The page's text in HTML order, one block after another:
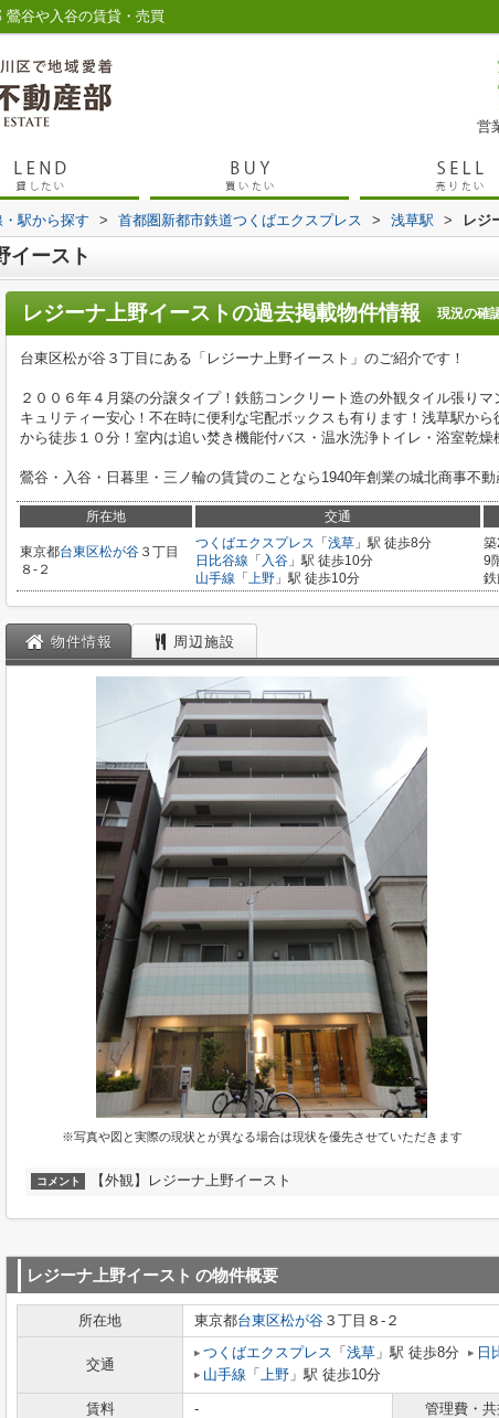
鶯谷や入谷の賃貸・売買
営
駅から探す > 首都圏新都市鉄道つくばエクスプレス > 浅草駅 > レジ
イースト
レジーナ上野イーストの過去掲載物件情報 現況の確
台東区松が谷３丁目にある「レジーナ上野イースト」のご紹介です！
２００６年４月築の分譲タイプ！鉄筋コンクリート造の外観タイル張り
キュリティー安心！不在時に便利な宅配ボックスも有ります！浅草駅か
から徒歩１０分！室内は追い焚き機能付バス・温水洗浄トイレ・浴室乾燥
鶯谷・入谷・日暮里・三ノ輪の賃貸のことなら1940年創業の城北商事不
所在地 交通
東京都台東区松が谷 ３丁目
８-２
つくばエクスプレス 「 浅草 」駅 徒歩8分
日比谷線 「 入谷 」駅 徒歩10分
山手線 「 上野 」駅 徒歩10分
9
鉄
物件情報 周辺施設
※写真や図と実際の現状とが異なる場合は現状を優先させていただきます
コメント 【外観】レジーナ上野イースト
レジーナ上野イースト の物件概要
所在地 東京都台東区松が谷 ３丁目８-２
交通
つくばエクスプレス 「 浅草 」駅 徒歩8分 日
山手線 「 上野 」駅 徒歩10分
賃料 - 管理費・